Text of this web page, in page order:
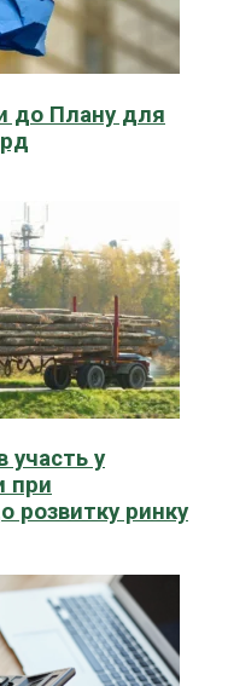
до Плану для
участь у
при
розвитку ринку